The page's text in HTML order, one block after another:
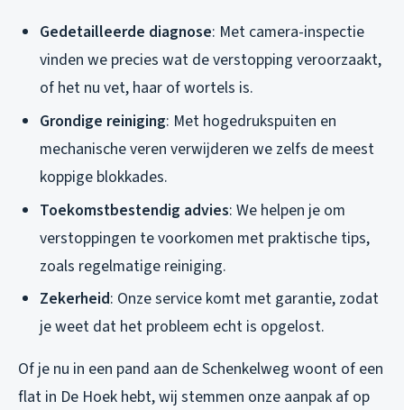
Gedetailleerde diagnose: Met camera-inspectie
vinden we precies wat de verstopping veroorzaakt,
of het nu vet, haar of wortels is.
Grondige reiniging: Met hogedrukspuiten en
mechanische veren verwijderen we zelfs de meest
koppige blokkades.
Toekomstbestendig advies: We helpen je om
verstoppingen te voorkomen met praktische tips,
zoals regelmatige reiniging.
Zekerheid: Onze service komt met garantie, zodat
je weet dat het probleem echt is opgelost.
Of je nu in een pand aan de Schenkelweg woont of een
flat in De Hoek hebt, wij stemmen onze aanpak af op